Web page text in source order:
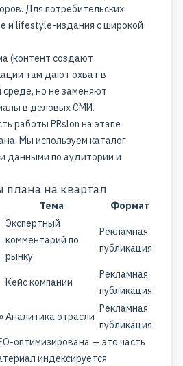
Для потребительских
и lifestyle-издания с широкой
(контент создают
там дают охват в
но не заменяют
в деловых СМИ.
работы PRslon на этапе
Мы используем каталог
данными по аудитории и
плана на квартал
Тема Формат
Экспертный
комментарий по
рынку
Рекламная
публикация
Кейс компании
Рекламная
публикация
Аналитика отрасли
Рекламная
публикация
оптимизирована — это часть
индексируется